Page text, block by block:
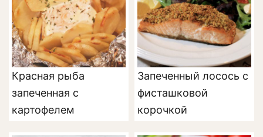
Красная рыба
запеченная с
картофелем
Запеченный лосось с
фисташковой
корочкой